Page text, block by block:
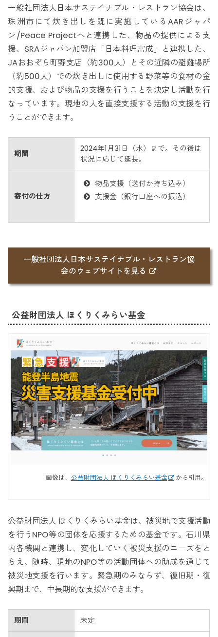
一般社団法人日本サステイナブル・レストラン協会は、
珠洲市にて炊き出しを既に実施しているAARジャパ
ン/Peace Projectへと連携した、物品の提供による支
援、SRAジャパン加盟店「日本料理富成」と連携した、
JAおおぞら町野支店（約300人）とその近隣の避難場所
（約500人）での炊き出しに使用する野菜等の食材の金
的支援、および物品の支援を行うことを決定し活動を行
なっています。現地の人を直接支援する活動の支援を行
うことができます。
期間
2024年1月31日（水）まで。その後は
状況に応じて延長。
寄付の仕方
物品支援（送付か持ち込み）
支援金（銀行口座への振込）
一般社団法人日本サステイナブル・レストラン協
会のウェブサイトを見る
公益財団法人 ほくりくみらい基金
画像は、 公益財団法人 ほくりくみらい基金 から引用。
公益財団法人 ほくりくみらい基金は、被災地で支援活動
を行うNPO等の団体を応援するための基金です。石川県
内各機関と連携し、変化していく被災支援のニーズをと
らえ、随時、現地のNPO等の活動団体への助成を通じて
被災地支援を行います。緊急期のみならず、復旧期・復
興期まで、中長期的な支援ができます。
期間 未定